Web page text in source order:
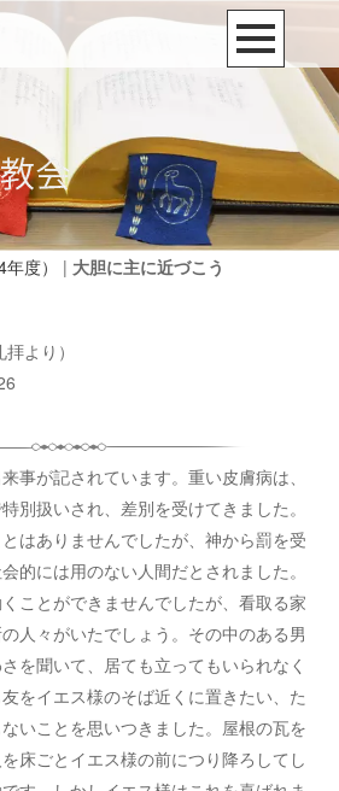
度） | 大胆に主に近づこう
より）
事が記されています。重い皮膚病は、
別扱いされ、差別を受けてきました。
はありませんでしたが、神から罰を受
的には用のない人間だとされました。
ことができませんでしたが、看取る家
人々がいたでしょう。その中のある男
を聞いて、居ても立ってもいられなく
をイエス様のそば近くに置きたい、た
いことを思いつきました。屋根の瓦を
床ごとイエス様の前につり降ろしてし